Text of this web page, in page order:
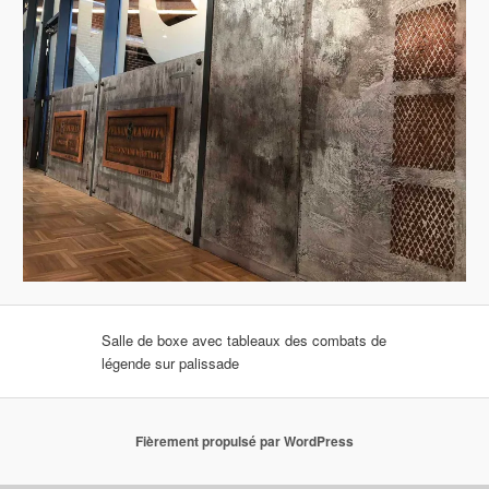
Salle de boxe avec tableaux des combats de
légende sur palissade
Fièrement propulsé par WordPress